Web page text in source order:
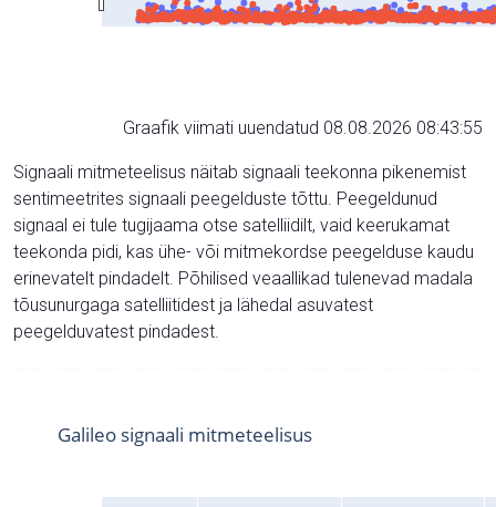
Graafik viimati uuendatud 08.08.2026 08:43:55
Signaali mitmeteelisus näitab signaali teekonna pikenemist
sentimeetrites signaali peegelduste tõttu. Peegeldunud
signaal ei tule tugijaama otse satelliidilt, vaid keerukamat
teekonda pidi, kas ühe- või mitmekordse peegelduse kaudu
erinevatelt pindadelt. Põhilised veaallikad tulenevad madala
tõusunurgaga satelliitidest ja lähedal asuvatest
peegelduvatest pindadest.
Galileo signaali mitmeteelisus